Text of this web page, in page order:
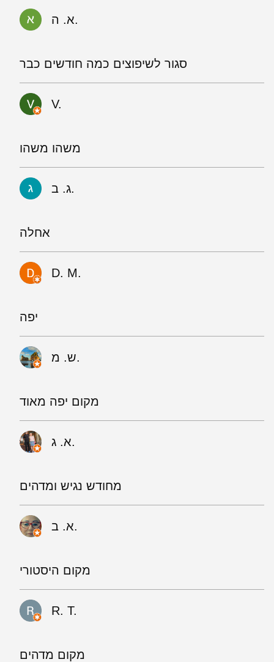
א. ה.
סגור לשיפוצים כמה חודשים כבר
V.
משהו משהו
ג. ב.
אחלה
D. M.
יפה
ש. מ.
מקום יפה מאוד
א. ג.
מחודש נגיש ומדהים
א. ב.
מקום היסטורי
R. T.
מקום מדהים